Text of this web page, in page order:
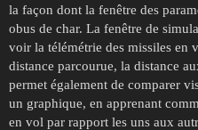
la façon dont la fenêtre des
obus de char. La fenêtre de
voir la télémétrie des missiles en
distance parcourue, la distance
permet également de comparer
un graphique, en apprenant
en vol par rapport les uns aux